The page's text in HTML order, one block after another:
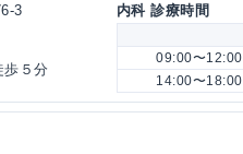
3
歩５分
内科 診療時間
09:00〜12:00
14:00〜18:00